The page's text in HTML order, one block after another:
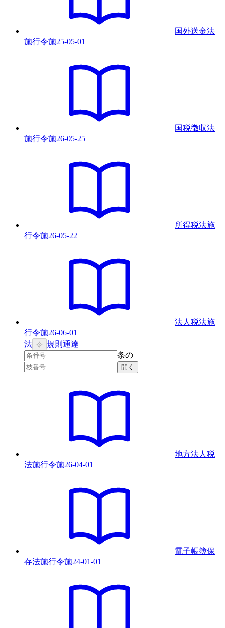
国外送金法
施行令施25-05-01
国税徴収法
施行令施26-05-25
所得税法施
行令施26-05-22
法人税法施
行令施26-06-01
法 令 規則 通達
条の
開く
地方法人税
法施行令施26-04-01
電子帳簿保
存法施行令施24-01-01